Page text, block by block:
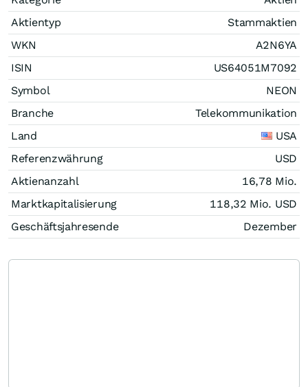
Aktientyp
Stammaktien
WKN
A2N6YA
ISIN
US64051M7092
Symbol
NEON
Branche
Telekommunikation
Land
USA
Referenzwährung
USD
Aktienanzahl
16,78 Mio.
Marktkapitalisierung
118,32 Mio. USD
Geschäftsjahresende
Dezember